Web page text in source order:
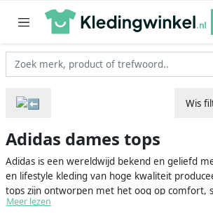
Wis
Adidas dames tops
Adidas is een wereldwijd bekend en geliefd
en lifestyle kleding van hoge kwaliteit
tops zijn ontworpen met het oog op comfort,
zodat je het meeste uit je activiteiten kunt
Meer lezen